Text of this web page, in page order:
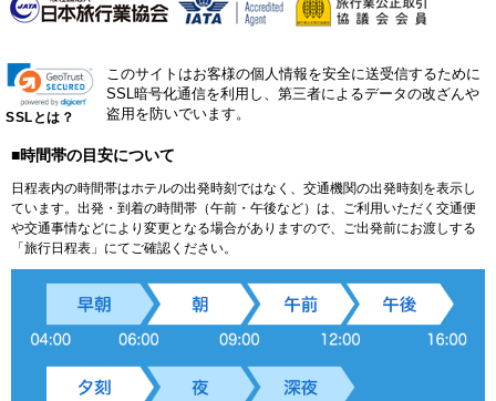
SSLとは？
このサイトはお客様の個人情報を安全に送受信するために
SSL暗号化通信を利用し、第三者によるデータの改ざんや
盗用を防いでいます。
■時間帯の目安について
日程表内の時間帯はホテルの出発時刻ではなく、交通機関の出発時刻を表示し
ています。出発・到着の時間帯（午前・午後など）は、ご利用いただく交通便
や交通事情などにより変更となる場合がありますので、ご出発前にお渡しする
「旅行日程表」にてご確認ください。